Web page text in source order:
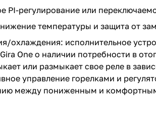
PI-регулирование или
температуры и защита от
охлаждения: исполнительное
One о наличии потребности в
или размыкает свое реле в
управление горелками и
между пониженным и